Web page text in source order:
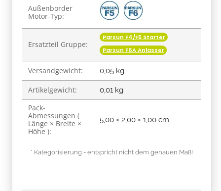
Produkteigenschaft
Wert
Außenborder
Motor-Typ:
Ersatzteil Gruppe:
Parsun F4/F5 Starter
Parsun F6A Anlasser
Versandgewicht: 0,05 kg
Artikelgewicht: 0,01 kg
Pack-
Abmessungen (
Länge × Breite ×
Höhe ):
5,00 × 2,00 × 1,00 cm
* Kategorisierung - entspricht nicht dem genauen Maß!